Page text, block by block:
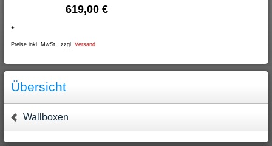
619,00 €
*
Preise inkl. MwSt., zzgl. Versand
Übersicht
Wallboxen